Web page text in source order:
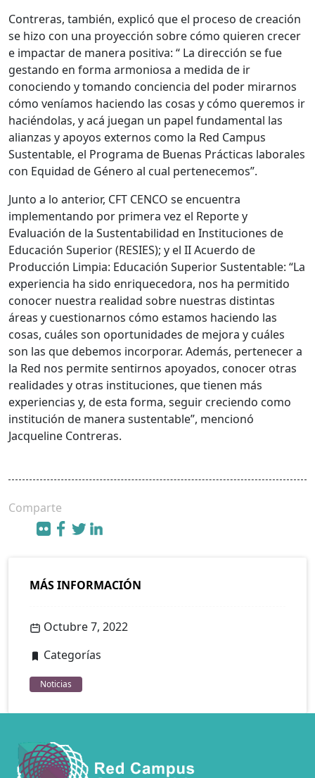
Contreras, también, explicó que el proceso de creación
se hizo con una proyección sobre cómo quieren crecer
e impactar de manera positiva: “ La dirección se fue
gestando en forma armoniosa a medida de ir
conociendo y tomando conciencia del poder mirarnos
cómo veníamos haciendo las cosas y cómo queremos ir
haciéndolas, y acá juegan un papel fundamental las
alianzas y apoyos externos como la Red Campus
Sustentable, el Programa de Buenas Prácticas laborales
con Equidad de Género al cual pertenecemos”.
Junto a lo anterior, CFT CENCO se encuentra
implementando por primera vez el Reporte y
Evaluación de la Sustentabilidad en Instituciones de
Educación Superior (RESIES); y el II Acuerdo de
Producción Limpia: Educación Superior Sustentable: “La
experiencia ha sido enriquecedora, nos ha permitido
conocer nuestra realidad sobre nuestras distintas
áreas y cuestionarnos cómo estamos haciendo las
cosas, cuáles son oportunidades de mejora y cuáles
son las que debemos incorporar. Además, pertenecer a
la Red nos permite sentirnos apoyados, conocer otras
realidades y otras instituciones, que tienen más
experiencias y, de esta forma, seguir creciendo como
institución de manera sustentable”, mencionó
Jacqueline Contreras.
Comparte
MÁS INFORMACIÓN
Octubre 7, 2022
Categorías
Noticias